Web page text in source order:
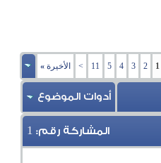
1
2
3
4
5
11
> الأخيرة »
أدوات الموضوع
المشاركة رقم: 1